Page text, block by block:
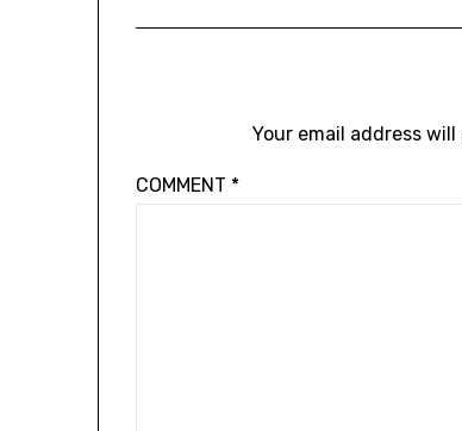
Your email address
COMMENT *